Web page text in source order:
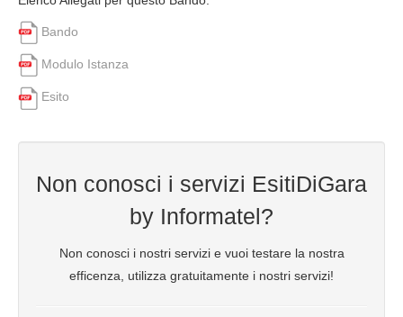
Bando
Modulo Istanza
Esito
Non conosci i servizi EsitiDiGara
by Informatel?
Non conosci i nostri servizi e vuoi testare la nostra
efficenza, utilizza gratuitamente i nostri servizi!